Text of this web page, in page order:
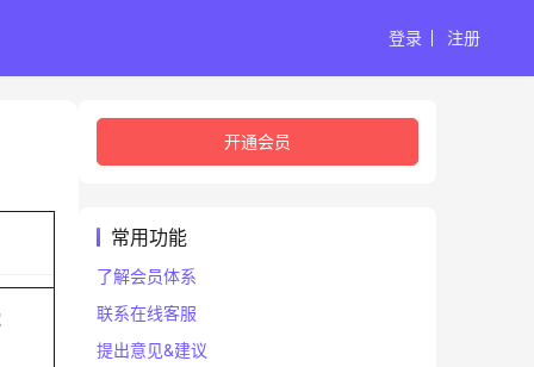
登录 注册
开通会员
常用功能
了解会员体系
联系在线客服
提出意见&建议